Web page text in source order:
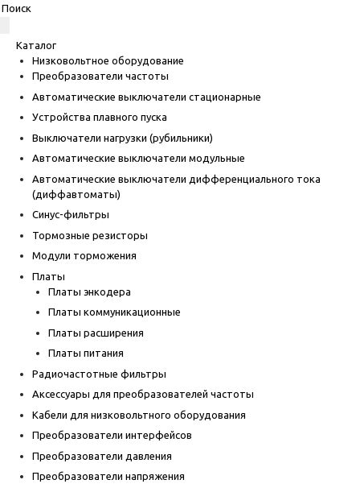
Каталог
Низковольтное оборудование
Преобразователи частоты
Автоматические выключатели стационарные
Устройства плавного пуска
Выключатели нагрузки (рубильники)
Автоматические выключатели модульные
Автоматические выключатели дифференциального тока
(диффавтоматы)
Синус-фильтры
Тормозные резисторы
Модули торможения
Платы
Платы энкодера
Платы коммуникационные
Платы расширения
Платы питания
Радиочастотные фильтры
Аксессуары для преобразователей частоты
Кабели для низковольтного оборудования
Преобразователи интерфейсов
Преобразователи давления
Преобразователи напряжения